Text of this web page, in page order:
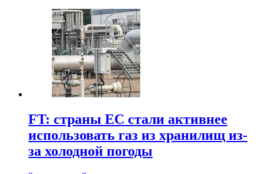
FT: страны ЕС стали активнее
использовать газ из хранилищ из-
за холодной погоды